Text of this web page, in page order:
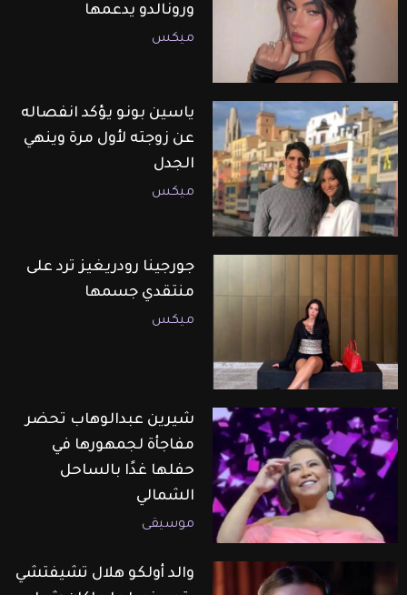
ورونالدو يدعمها
ميكس
ياسين بونو يؤكد انفصاله
عن زوجته لأول مرة وينهي
الجدل
ميكس
جورجينا رودريغيز ترد على
منتقدي جسمها
ميكس
شيرين عبدالوهاب تحضر
مفاجأة لجمهورها في
حفلها غدًا بالساحل
الشمالي
موسيقى
والد أولكو هلال تشيفتشي